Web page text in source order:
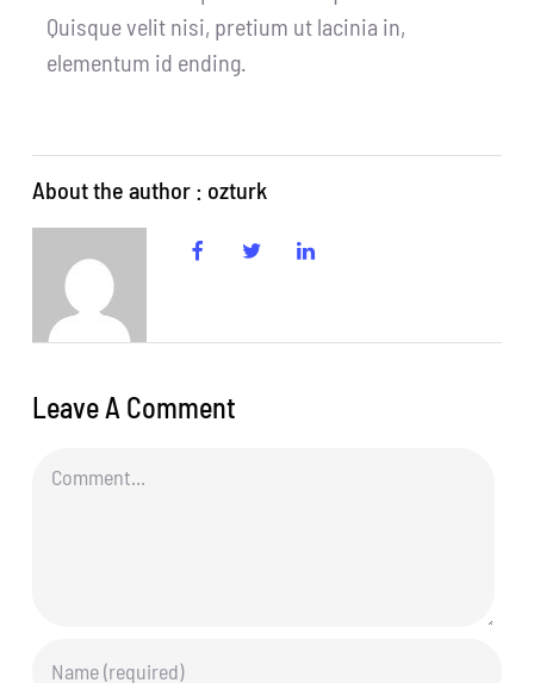
Quisque velit nisi, pretium ut lacinia in,
elementum id ending.
About the author : ozturk
Leave A Comment
Comment